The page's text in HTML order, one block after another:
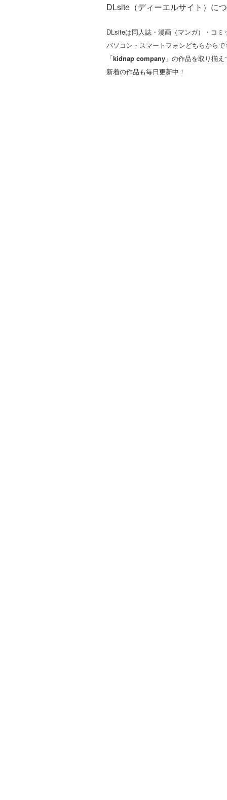
DLsite（ディーエルサイト）に
DLsiteは同人誌・漫画（マンガ）・コ
パソコン・スマートフォンどちらから
「kidnap company 」の作品を取り揃
新着の作品も毎日更新中！